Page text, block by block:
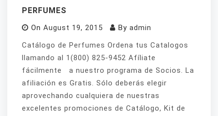
PERFUMES
On August 19, 2015 By admin
Catálogo de Perfumes Ordena tus Catalogos
llamando al 1(800) 825-9452 Afíliate
fácilmente a nuestro programa de Socios. La
afiliación es Gratis. Sólo deberás elegir
aprovechando cualquiera de nuestras
excelentes promociones de Catálogo, Kit de